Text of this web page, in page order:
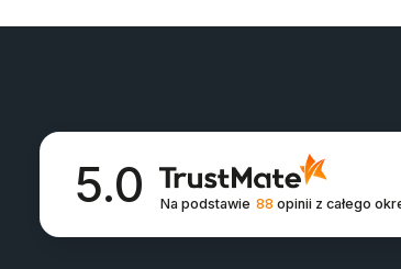
5.0 Na podstawie 88 opinii z całego